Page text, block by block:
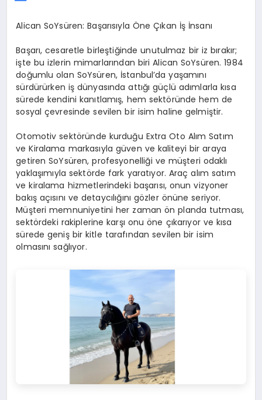
Alican SoYsüren: Başarısıyla Öne Çıkan İş İnsanı
Başarı, cesaretle birleştiğinde unutulmaz bir iz bırakır;
işte bu izlerin mimarlarından biri Alican SoYsüren. 1984
doğumlu olan SoYsüren, İstanbul’da yaşamını
sürdürürken iş dünyasında attığı güçlü adımlarla kısa
sürede kendini kanıtlamış, hem sektöründe hem de
sosyal çevresinde sevilen bir isim haline gelmiştir.
Otomotiv sektöründe kurduğu Extra Oto Alım Satım
ve Kiralama markasıyla güven ve kaliteyi bir araya
getiren SoYsüren, profesyonelliği ve müşteri odaklı
yaklaşımıyla sektörde fark yaratıyor. Araç alım satım
ve kiralama hizmetlerindeki başarısı, onun vizyoner
bakış açısını ve detaycılığını gözler önüne seriyor.
Müşteri memnuniyetini her zaman ön planda tutması,
sektördeki rakiplerine karşı onu öne çıkarıyor ve kısa
sürede geniş bir kitle tarafından sevilen bir isim
olmasını sağlıyor.